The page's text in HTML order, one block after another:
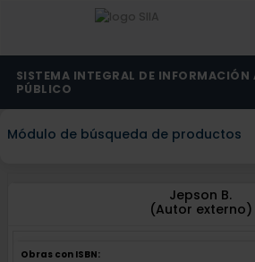
SISTEMA INTEGRAL DE
PÚBLICO
Módulo de búsqueda de productos
Jepson B.
(Autor externo)
Obras con ISBN: